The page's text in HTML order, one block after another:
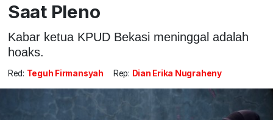
Saat Pleno
Kabar ketua KPUD Bekasi meninggal adalah
hoaks.
Red: Teguh Firmansyah Rep: Dian Erika Nugraheny